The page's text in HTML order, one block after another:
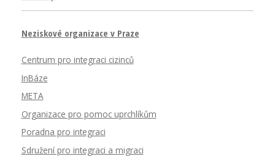
Neziskové organizace v Praze
Centrum pro integraci cizinců
InBáze
META
Organizace pro pomoc uprchlíkům
Poradna pro integraci
Sdružení pro integraci a migraci